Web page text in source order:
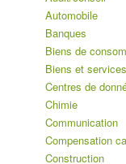
Automobile
Banques
Biens de
Biens et
Centres de
Chimie
Communication
Compensation
Construction